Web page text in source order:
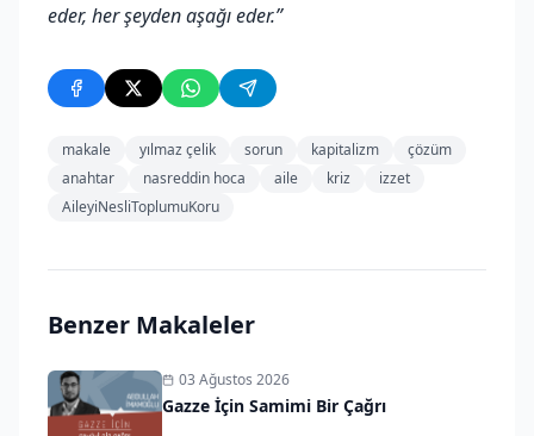
eder, her şeyden aşağı eder.”
makale yılmaz çelik sorun kapitalizm
çözüm
anahtar
nasreddin hoca aile kriz
izzet
AileyiNesliToplumuKoru
Benzer Makaleler
03 Ağustos 2026
Gazze İçin Samimi Bir Çağrı